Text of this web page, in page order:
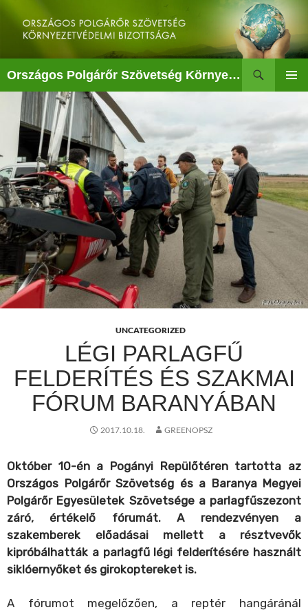
tartalomba
Országos Polgárőr Szövetség Környezetvédelmi Bizottsága
UNCATEGORIZED
LÉGI PARLAGFŰ
FELDERÍTÉS ÉS SZAKMAI
FÓRUM BARANYÁBAN
2017.10.18. GREENOPSZ
Október 10-én a Pogányi Repülőtéren tartotta az
Országos Polgárőr Szövetség és a Baranya Megyei
Polgárőr Egyesületek Szövetsége a parlagfűszezont
záró, értékelő fórumát. A rendezvényen a
szakemberek előadásai mellett a résztvevők
kipróbálhatták a parlagfű légi felderítésére használt
siklóernyőket és girokoptereket is.
A fórumot megelőzően, a reptér hangáránál